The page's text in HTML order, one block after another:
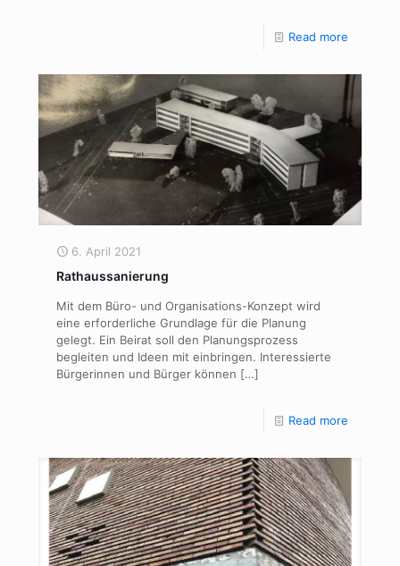
Read more
6. April 2021
Rathaussanierung
Mit dem Büro- und Organisations-Konzept wird
eine erforderliche Grundlage für die Planung
gelegt. Ein Beirat soll den Planungsprozess
begleiten und Ideen mit einbringen. Interessierte
Bürgerinnen und Bürger können […]
Read more